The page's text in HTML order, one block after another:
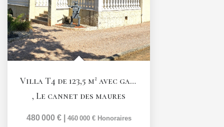
Villa T4 de 123,5 m² avec garage et piscine
, Le cannet des maures
480 000 € 460 000 € Honoraires